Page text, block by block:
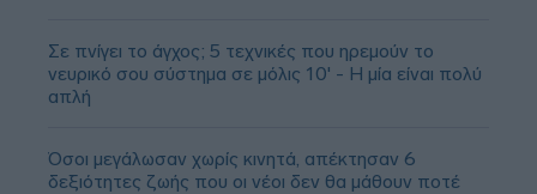
Σε πνίγει το άγχος; 5 τεχνικές που ηρεμούν το
νευρικό σου σύστημα σε μόλις 10' - Η μία είναι πολύ
απλή
Όσοι μεγάλωσαν χωρίς κινητά, απέκτησαν 6
δεξιότητες ζωής που οι νέοι δεν θα μάθουν ποτέ